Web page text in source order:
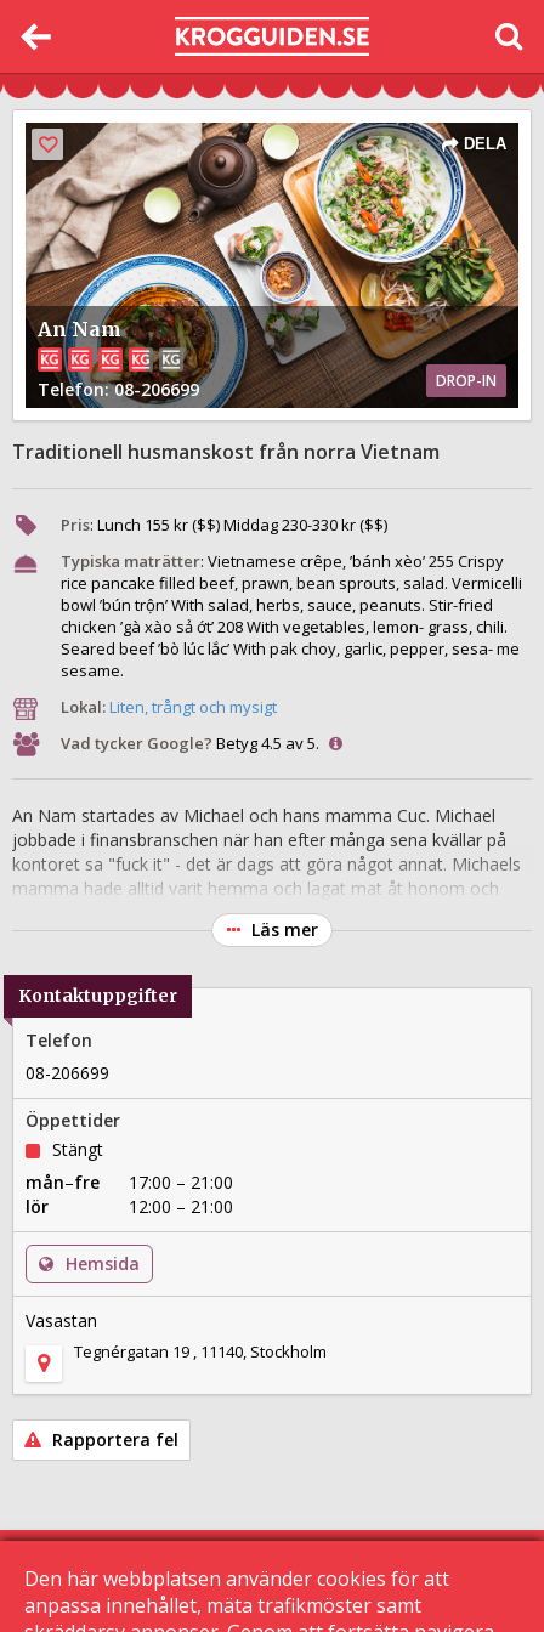
An Nam
Telefon: 08-206699 DROP-IN
DELA
Traditionell husmanskost från norra Vietnam
Pris: Lunch 155 kr ($$) Middag230-330kr ($$)
Typiska maträtter: Vietnamese crêpe, ’bánh xèo’ 255 Crispy
rice pancake filled beef, prawn, bean sprouts, salad. Vermicelli
bowl ’bún trộn’ With salad, herbs, sauce, peanuts. Stir-fried
chicken ’gà xào sả ớt’ 208 With vegetables, lemon- grass, chili.
Seared beef ’bò lúc lắc’ With pak choy, garlic, pepper, sesa- me
sesame.
Lokal:Liten, trångt och mysigt
Vad tycker Google? Betyg 4.5 av 5.
An Nam startades av Michael och hans mamma Cuc. Michael
jobbade i finansbranschen när han efter många sena kvällar på
kontoret sa "fuck it" - det är dags att göra något annat. Michaels
mamma hade alltid varit hemma och lagat mat åt honom och
hans fem syskon, och när alla blivit vuxna och flyttat hemifrån ville
hon göra något med all tid hon hade över. Så varför inte starta en
Läs mer
Kontaktuppgifter
Telefon
08-206699
Öppettider
Stängt
mån–fre
17:00 – 21:00
lör
12:00 – 21:00
Hemsida
Vasastan
Tegnérgatan 19 , 11140, Stockholm
Rapportera fel
Den här webbplatsen använder cookies för att
anpassa innehållet, mäta trafikmöster samt